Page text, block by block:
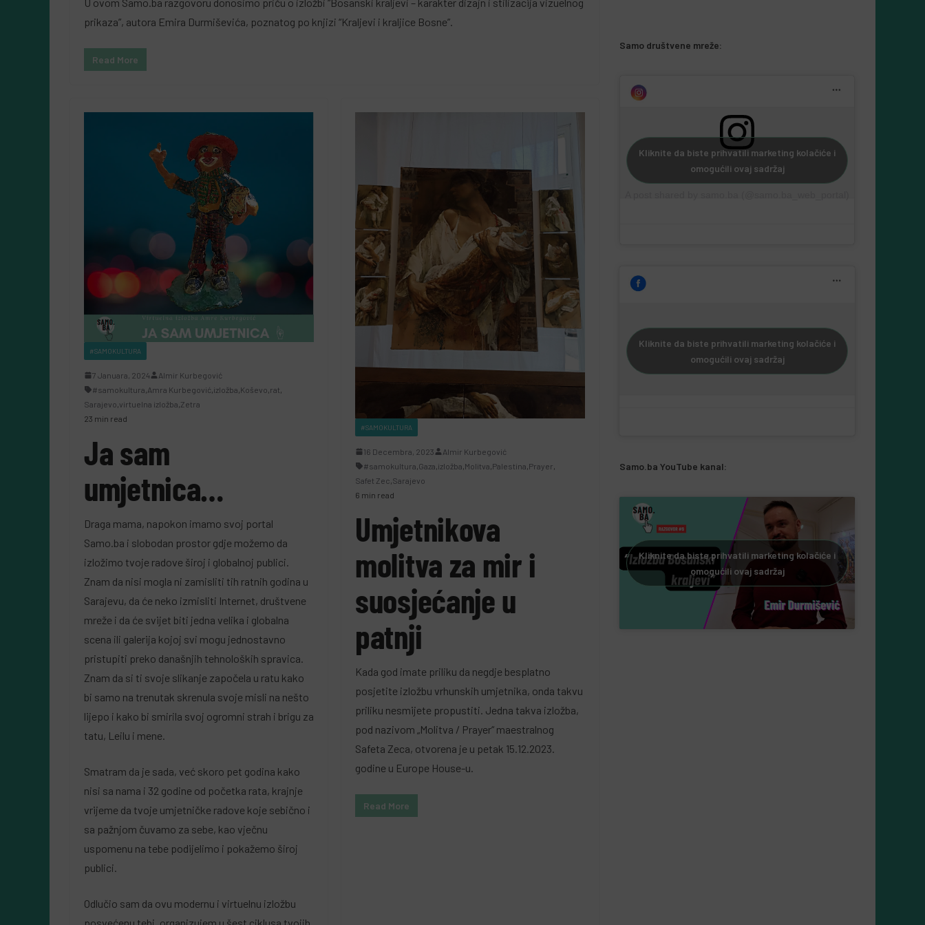
prikaza”, autora Emira Durmiševića, poznatog po knjizi “Kraljevi i kraljice Bosne”.
Read More
#SAMOKULTURA
7 Januara, 2024
Almir Kurbegović
#samokultura,Amra Kurbegović,izložba,Koševo,rat,
Sarajevo,virtuelna izložba,Zetra
23 min read
Ja sam
umjetnica…
Draga mama, napokon imamo svoj portal
Samo.ba i slobodan prostor gdje možemo da
izložimo tvoje radove široj i globalnoj publici.
Znam da nisi mogla ni zamisliti tih ratnih godina u
Sarajevu, da će neko izmisliti Internet, društvene
mreže i da će svijet biti jedna velika i globalna
scena ili galerija kojoj svi mogu jednostavno
pristupiti preko današnjih tehnoloških spravica.
Znam da si ti svoje slikanje započela u ratu kako
bi samo na trenutak skrenula svoje misli na nešto
lijepo i kako bi smirila svoj ogromni strah i brigu za
tatu, Leilu i mene.
Smatram da je sada, već skoro pet godina kako
nisi sa nama i 32 godine od početka rata, krajnje
vrijeme da tvoje umjetničke radove koje sebično i
sa pažnjom čuvamo za sebe, kao vječnu
uspomenu na tebe podijelimo i pokažemo široj
publici.
Odlučio sam da ovu modernu i virtuelnu izložbu
#SAMOKULTURA
16 Decembra, 2023
Almir Kurbegović
#samokultura Gaza izložba Molitva Palestina Prayer
Safet Zec Sarajevo
6 min read
Umjetnikova
molitva za mir i
suosjećanje u
patnji
Kada god imate priliku da negdje besplatno
posjetite izložbu vrhunskih umjetnika, onda takvu
priliku nesmijete propustiti. Jedna takva izložba,
pod nazivom „Molitva / Prayer“ maestralnog
Safeta Zeca, otvorena je u petak 15.12.2023.
godine u Europe House-u.
Read More
5 Augusta, 2026 Almir Kurbegović
Samo društvene mreže:
Kliknite da biste prihvatili marketing kolačiće i
omogućili ovaj sadržaj
Kliknite da biste prihvatili marketing kolačiće i
omogućili ovaj sadržaj
Samo.ba YouTube kanal:
Kliknite da biste prihvatili marketing kolačiće i
omogućili ovaj sadržaj